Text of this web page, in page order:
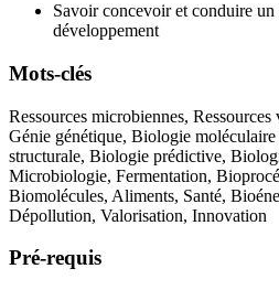
Savoir concevoir et conduire
développement
Mots-clés
Ressources microbiennes, Ressources
Génie génétique, Biologie
structurale, Biologie prédictive,
Microbiologie, Fermentation,
Biomolécules, Aliments, Santé,
Dépollution, Valorisation, Innovation
Pré-requis